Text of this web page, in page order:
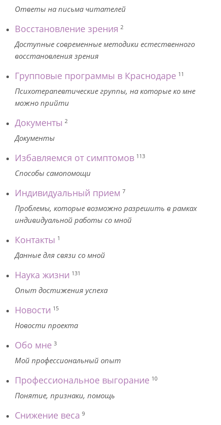
Ответы на письма читателей
Восстановление зрения 2
Доступные современные методики естественного
восстановления зрения
Групповые программы в Краснодаре 11
Психотерапевтические группы, на которые ко мне
можно прийти
Документы 2
Документы
Избавляемся от симптомов 113
Способы самопомощи
Индивидуальный прием 7
Проблемы, которые возможно разрешить в рамках
индивидуальной работы со мной
Контакты 1
Данные для связи со мной
Наука жизни 131
Опыт достижения успеха
Новости 15
Новости проекта
Обо мне 3
Мой профессиональный опыт
Профессиональное выгорание 10
Понятие, признаки, помощь
Снижение веса 9